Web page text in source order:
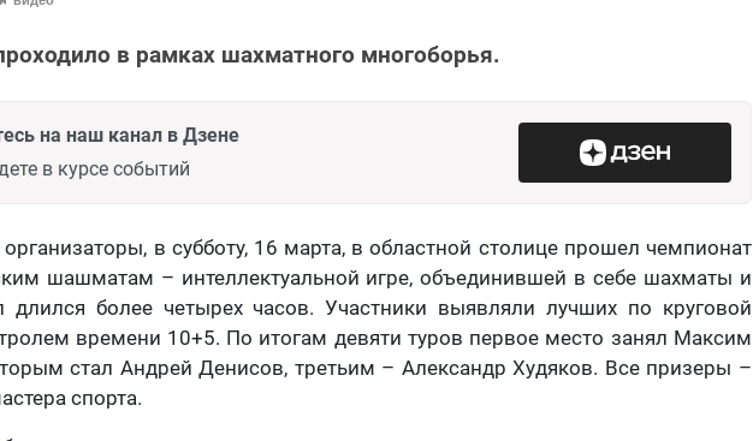
в рамках шахматного многоборья.
на наш канал в Дзене
в курсе событий
в субботу, 16 марта, в областной столице прошел чемпионат
шашматам – интеллектуальной игре, объединившей в себе шахматы и
более четырех часов. Участники выявляли лучших по круговой
времени 10+5. По итогам девяти туров первое место занял Максим
стал Андрей Денисов, третьим – Александр Худяков. Все призеры –
спорта.